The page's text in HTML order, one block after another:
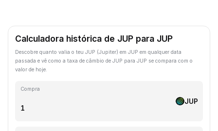
Calculadora histórica de JUP para JUP
Descobre quanto valia o teu JUP (Jupiter) em JUP em qualquer data
passada e vê como a taxa de câmbio de JUP para JUP se compara com o
valor de hoje.
Compra
JUP